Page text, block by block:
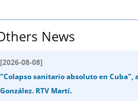
News
[2026-08-08]
"Colapso sanitario absoluto en Cuba",
González. RTV Martí.